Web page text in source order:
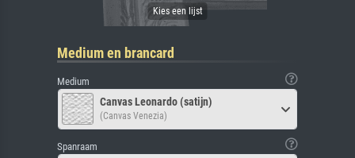
Medium en brancard
Medium
Canvas Leonardo (satijn)
(Canvas Venezia)
Spanraam